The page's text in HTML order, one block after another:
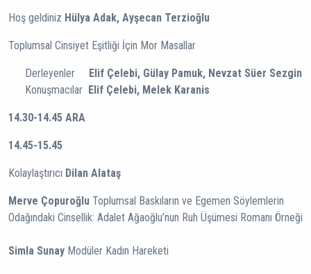
Hoş geldiniz Hülya Adak, Ayşecan Terzioğlu
Toplumsal Cinsiyet Eşitliği İçin Mor Masallar
Derleyenler Elif Çelebi, Gülay Pamuk, Nevzat Süer Sezgin
Konuşmacılar Elif Çelebi, Melek Karanis
14.30-14.45 ARA
14.45-15.45
Kolaylaştırıcı Dilan Alataş
Merve Çopuroğlu Toplumsal Baskıların ve Egemen Söylemlerin
Odağındaki Cinsellik: Adalet Ağaoğlu’nun Ruh Üşümesi Romanı Örneği
Simla Sunay Modüler Kadın Hareketi